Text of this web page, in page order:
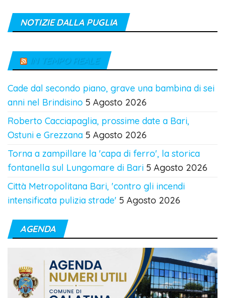
NOTIZIE DALLA PUGLIA
IN TEMPO REALE
Cade dal secondo piano, grave una bambina di sei
anni nel Brindisino 5 Agosto 2026
Roberto Cacciapaglia, prossime date a Bari,
Ostuni e Grezzana 5 Agosto 2026
Torna a zampillare la 'capa di ferro', la storica
fontanella sul Lungomare di Bari 5 Agosto 2026
Città Metropolitana Bari, 'contro gli incendi
intensificata pulizia strade' 5 Agosto 2026
AGENDA